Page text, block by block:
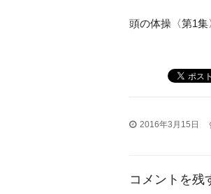
頭の体操〈第1集
2016年3月15日
コメントを残